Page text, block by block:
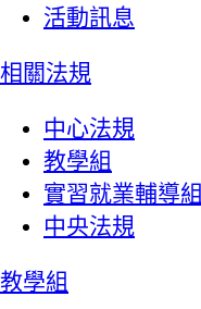
活動訊息
相關法規
中心法規
教學組
實習就業輔導組
中央法規
教學組